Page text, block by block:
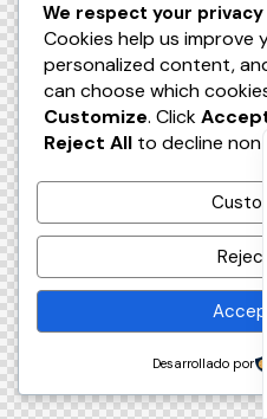
We respect your privacy
Cookies help us improve
personalized content,
can choose which
Customize. Click
Reject All to decline
Desarrollado por